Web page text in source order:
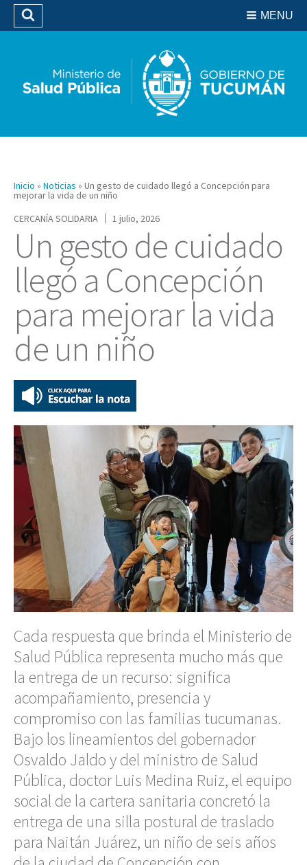
Biblioteca
MENU
Buscar
Inicio » Noticias » Un gesto de cuidado llegó a Concepción para
mejorar la vida de un niño
CERCANÍA SOLIDARIA
1 julio, 2026
Un gesto de cuidado
llegó a Concepción
para mejorar la vida
de un niño
Cada respuesta que brinda el Ministerio de
Salud Pública representa mucho más que
la entrega de un recurso: significa
acompañamiento, presencia y
compromiso con las familias tucumanas.
Bajo los lineamientos del gobernador
Osvaldo Jaldo y del ministro de Salud
Pública, doctor Luis Medina Ruiz, el equipo
social de la cartera sanitaria concretó la
entrega de una silla postural de traslado
para Naitán Juárez, un niño de seis años